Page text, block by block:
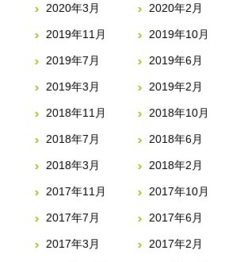
2020年3月 2020年2月
2019年11月 2019年10月
2019年7月 2019年6月
2019年3月 2019年2月
2018年11月 2018年10月
2018年7月 2018年6月
2018年3月 2018年2月
2017年11月 2017年10月
2017年7月 2017年6月
2017年3月 2017年2月